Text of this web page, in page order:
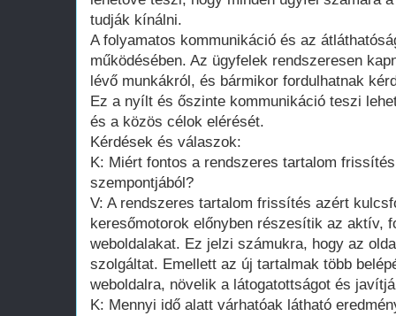
tudják kínálni.
A folyamatos kommunikáció és az
működésében. Az ügyfelek rendszeresen
lévő munkákról, és bármikor fordulhatnak
Ez a nyílt és őszinte kommunikáció teszi
és a közös célok elérését.
Kérdések és válaszok:
K: Miért fontos a rendszeres tartalom
szempontjából?
V: A rendszeres tartalom frissítés azért
keresőmotorok előnyben részesítik az aktív,
weboldalakat. Ez jelzi számukra, hogy az
szolgáltat. Emellett az új tartalmak több
weboldalra, növelik a látogatottságot és
K: Mennyi idő alatt várhatóak látható